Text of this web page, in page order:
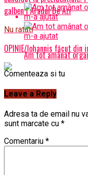
galben | Aradul De Azi
Nu ratati
OPINIE/Iohannis făcut din
Am tot amânat
Comenteaza si tu
Leave a Reply
Adresa ta de email nu
sunt marcate cu *
Comentariu *